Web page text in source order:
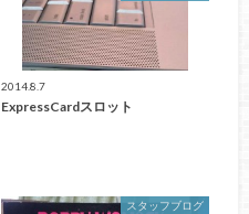
2014.8.7
ExpressCardスロット
スタッフブログ